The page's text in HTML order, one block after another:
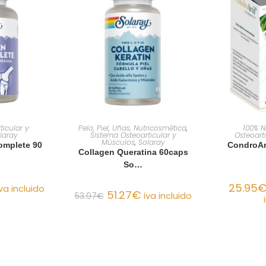
y
90
incluido
AÑADIR AL CARRITO
Pelo, Piel, Uñas, Nutricosmética,
Sistema Osteoarticular y
Músculos, Solaray
Collagen Queratina 60caps
So…
53.97€ 51.27€ iva incluido
100%
25.95€